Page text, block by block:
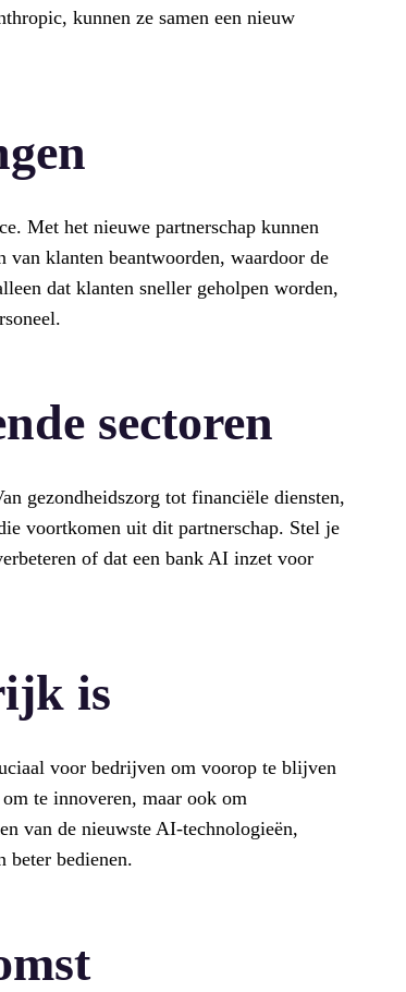
kunnen ze samen een nieuw
Met het nieuwe partnerschap kunnen
klanten beantwoorden, waardoor de
dat klanten sneller geholpen worden,
sectoren
gezondheidszorg tot financiële diensten,
voortkomen uit dit partnerschap. Stel je
of dat een bank AI inzet voor
is
voor bedrijven om voorop te blijven
te innoveren, maar ook om
van de nieuwste AI-technologieën,
beter bedienen.